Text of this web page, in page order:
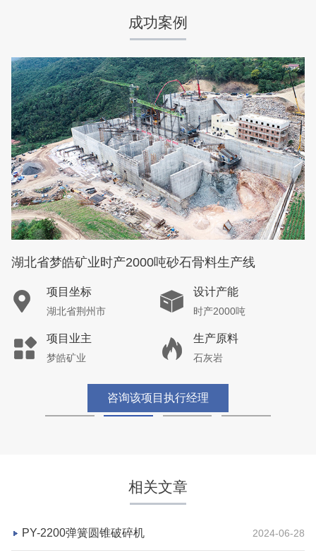
成功案例
咨询该项目执行经理
湖北省梦皓矿业时产2000吨砂石骨料生产线
项目坐标
湖北省荆州市
设计产能
时产2000吨
项目业主
梦皓矿业
生产原料
石灰岩
咨询该项目执行经理
相关文章
PY-2200弹簧圆锥破碎机 2024-06-28